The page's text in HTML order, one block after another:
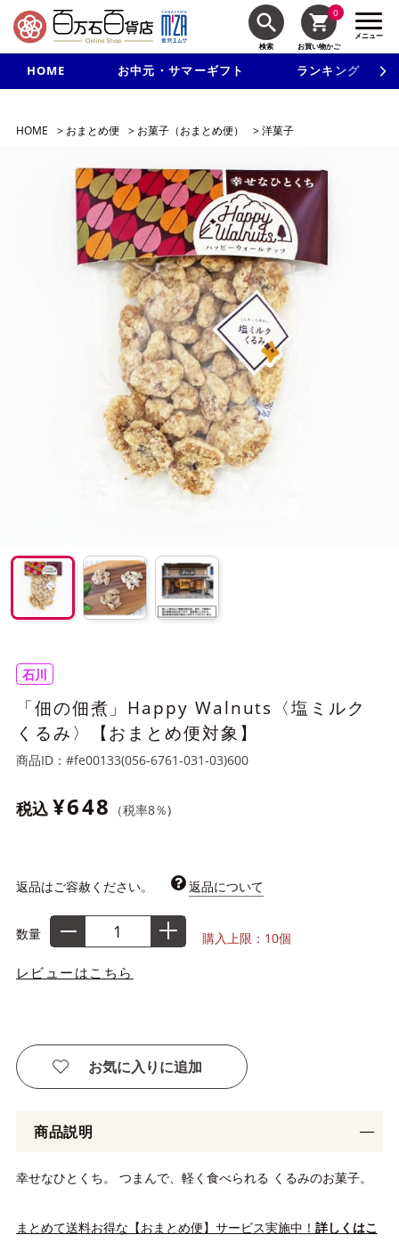
検索
0
お買い物かご
メニュー
HOME お中元・サマーギフト ランキング
新規入会で3千円以上で使える500円クーポンを進呈！
HOME > おまとめ便 > お菓子（おまとめ便） >洋菓子
石川
「佃の佃煮」Happy Walnuts〈塩ミルク
くるみ〉【おまとめ便対象】
商品ID： #fe00133(056-6761-031-03)600
税込 ¥648 （税率8％)
返品はご容赦ください。 返品について
数量 購入上限：10個
レビューはこちら
お気に入りに追加
商品説明
幸せなひとくち。 つまんで、軽く食べられる くるみのお菓子。
まとめて送料お得な【おまとめ便】サービス実施中！ 詳しくはこ